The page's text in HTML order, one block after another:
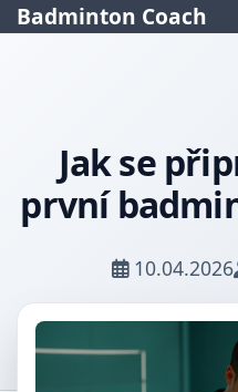
Badminton Coach
Jak se
první
10.04.2026
Pietro AI Asistent
Online